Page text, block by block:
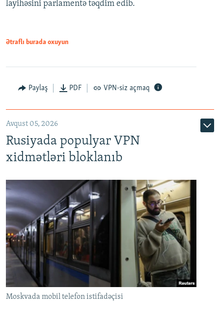
720p 1080p
layihəsini parlamentə təqdim edib.
Ətraflı burada oxuyun
Paylaş PDF VPN-siz açmaq
Avqust 05, 2026
Rusiyada populyar VPN
xidmətləri bloklanıb
Moskvada mobil telefon istifadəçisi